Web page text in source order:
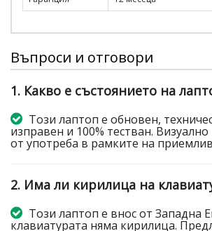
Въпроси и отговори
1. Какво е състоянието на
Този лаптоп е обновен,
изправен и 100% тестван.
от употреба в рамките на
2. Има ли кирилица на
Този лаптоп е внос от Западна
клавиатурата няма кирилица.